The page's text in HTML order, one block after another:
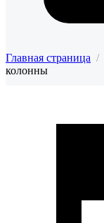
Главная страница /
колонны